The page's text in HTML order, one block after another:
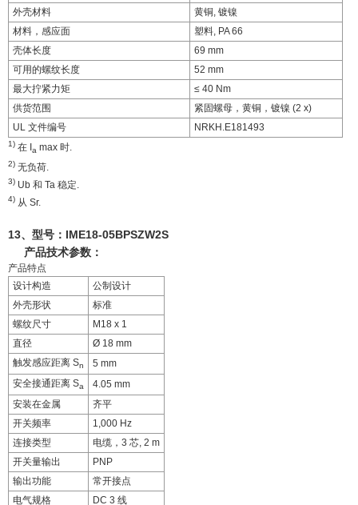
外壳材料
黄铜, 镀镍
材料，感应面
塑料, PA 66
壳体长度
69 mm
可用的螺纹长度
52 mm
最大拧紧力矩
≤ 40 Nm
供货范围
紧固螺母，黄铜，镀镍 (2 x)
UL 文件编号
NRKH.E181493
1) 在 I a max 时.
2) 无负荷.
3) Ub 和 Ta 稳定.
4) 从 Sr.
13、型号： IME18-05BPSZW2S
产品技术参数：
产品特点
设计构造
公制设计
外壳形状
标准
螺纹尺寸
M18 x 1
直径
Ø 18 mm
触发感应距离 Sn
5 mm
安全接通距离 Sa
4.05 mm
安装在金属
齐平
开关频率
1,000 Hz
连接类型
电缆，3 芯, 2 m
开关量输出
PNP
输出功能
常开接点
电气规格
DC 3 线